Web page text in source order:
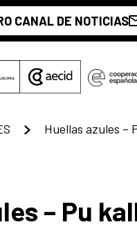
CANAL DE NOTICIAS
Huellas azules –
– Pu